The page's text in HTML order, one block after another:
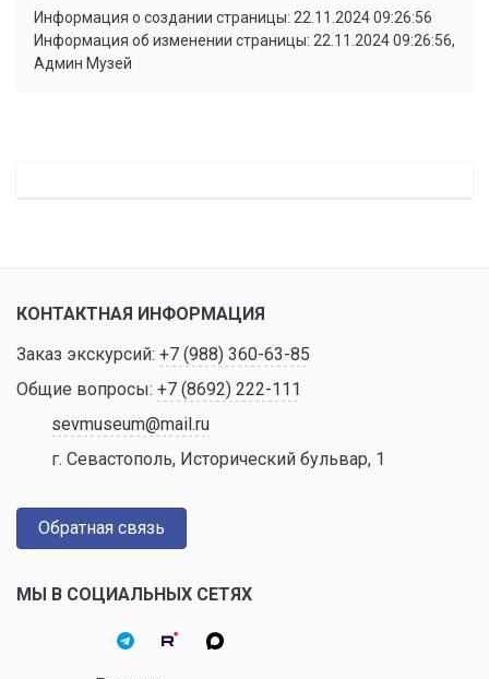
Информация о создании страницы: 22.11.2024 09:26:56
Информация об изменении страницы: 22.11.2024 09:26:56,
Админ Музей
КОНТАКТНАЯ ИНФОРМАЦИЯ
Заказ экскурсий: +7 (988) 360-63-85
Общие вопросы: +7 (8692) 222-111
sevmuseum@mail.ru
г. Севастополь, Исторический бульвар, 1
Обратная связь
МЫ В СОЦИАЛЬНЫХ СЕТЯХ